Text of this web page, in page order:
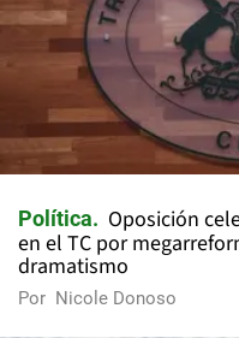
Política
Oposición
en el TC por
dramatismo
Por Nicole Donoso